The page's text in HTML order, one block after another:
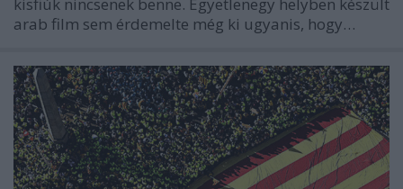
kisfiúk nincsenek benne. Egyetlenegy helyben készült
arab film sem érdemelte még ki ugyanis, hogy…